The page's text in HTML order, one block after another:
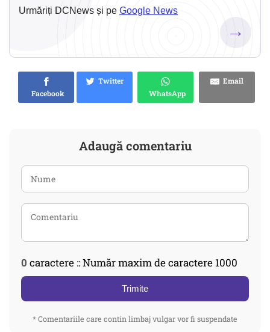
Urmăriți DCNews și pe Google News
→
Facebook
Twitter
WhatsApp
Email
Adaugă comentariu
0 caractere :: Număr maxim de caractere 1000
Trimite
* Comentariile care contin limbaj vulgar vor fi suspendate